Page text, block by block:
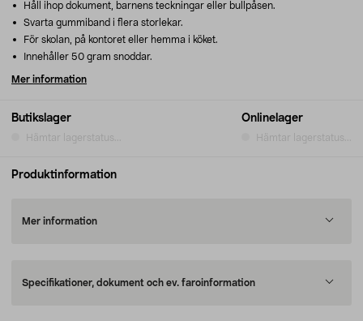
Butikslager
Hämtar lagerstatus...
Onlinelager
Hämtar lagerstatus...
Håll ihop dokument, barnens teckningar eller bullpåsen.
Svarta gummiband i flera storlekar.
För skolan, på kontoret eller hemma i köket.
Innehåller 50 gram snoddar.
Mer information
Produktinformation
Mer information
Specifikationer, dokument och ev. faroinformation